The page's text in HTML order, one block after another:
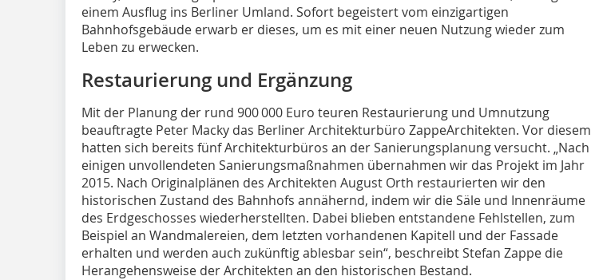
einem Ausflug ins Berliner Umland. Sofort begeistert vom einzigartigen
Bahnhofsgebäude erwarb er dieses, um es mit einer neuen Nutzung wieder zum
Leben zu erwecken.
Restaurierung und Ergänzung
Mit der Planung der rund 900 000 Euro teuren Restaurierung und Umnutzung
beauftragte Peter Macky das Berliner Architekturbüro ZappeArchitekten. Vor diesem
hatten sich bereits fünf Architekturbüros an der Sanierungsplanung versucht. „Nach
einigen unvollendeten Sanierungsmaßnahmen übernahmen wir das Projekt im Jahr
2015. Nach Originalplänen des Architekten August Orth restaurierten wir den
historischen Zustand des Bahnhofs annähernd, indem wir die Säle und Innenräume
des Erdgeschosses wiederherstellten. Dabei blieben entstandene Fehlstellen, zum
Beispiel an Wandmalereien, dem letzten vorhandenen Kapitell und der Fassade
erhalten und werden auch zukünftig ablesbar sein“, beschreibt Stefan Zappe die
Herangehensweise der Architekten an den historischen Bestand.